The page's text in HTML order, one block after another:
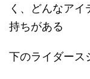
く、どんなア
持ちがある
下のライダース